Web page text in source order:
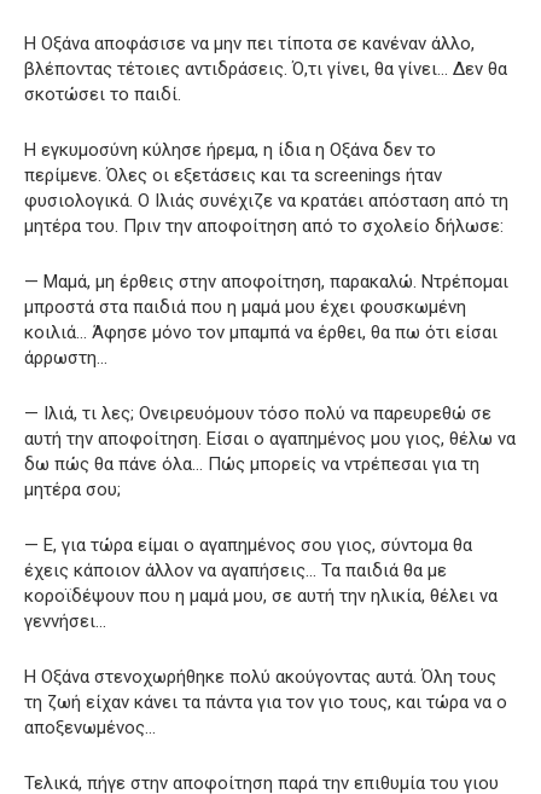
Η Οξάνα αποφάσισε να μην πει τίποτα σε κανέναν άλλο,
βλέποντας τέτοιες αντιδράσεις. Ό,τι γίνει, θα γίνει… Δεν θα
σκοτώσει το παιδί.
Η εγκυμοσύνη κύλησε ήρεμα, η ίδια η Οξάνα δεν το
περίμενε. Όλες οι εξετάσεις και τα screenings ήταν
φυσιολογικά. Ο Ιλιάς συνέχιζε να κρατάει απόσταση από τη
μητέρα του. Πριν την αποφοίτηση από το σχολείο δήλωσε:
— Μαμά, μη έρθεις στην αποφοίτηση, παρακαλώ. Ντρέπομαι
μπροστά στα παιδιά που η μαμά μου έχει φουσκωμένη
κοιλιά… Άφησε μόνο τον μπαμπά να έρθει, θα πω ότι είσαι
άρρωστη…
— Ιλιά, τι λες; Ονειρευόμουν τόσο πολύ να παρευρεθώ σε
αυτή την αποφοίτηση. Είσαι ο αγαπημένος μου γιος, θέλω να
δω πώς θα πάνε όλα… Πώς μπορείς να ντρέπεσαι για τη
μητέρα σου;
— Ε, για τώρα είμαι ο αγαπημένος σου γιος, σύντομα θα
έχεις κάποιον άλλον να αγαπήσεις… Τα παιδιά θα με
κοροϊδέψουν που η μαμά μου, σε αυτή την ηλικία, θέλει να
γεννήσει…
Η Οξάνα στενοχωρήθηκε πολύ ακούγοντας αυτά. Όλη τους
τη ζωή είχαν κάνει τα πάντα για τον γιο τους, και τώρα να ο
αποξενωμένος…
Τελικά, πήγε στην αποφοίτηση παρά την επιθυμία του γιου